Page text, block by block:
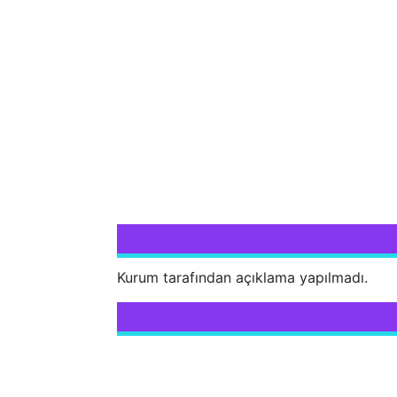
Kurum tarafından açıklama yapılmadı.